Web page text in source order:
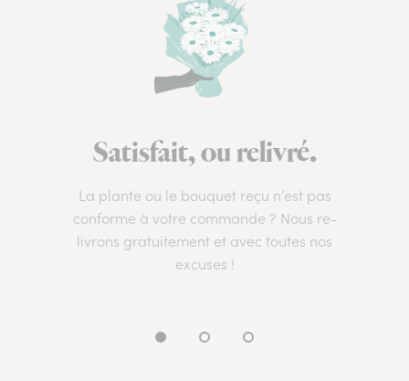
Satisfait, ou relivré.
La plante ou le bouquet reçu n’est pas
conforme à votre commande ? Nous re-
livrons gratuitement et avec toutes nos
excuses !